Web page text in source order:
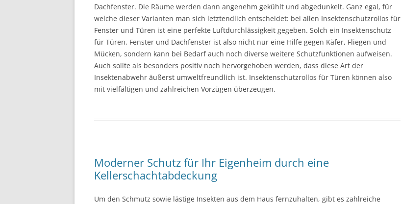
Dachfenster. Die Räume werden dann angenehm gekühlt und abgedunkelt. Ganz egal, für
welche dieser Varianten man sich letztendlich entscheidet: bei allen Insektenschutzrollos für
Fenster und Türen ist eine perfekte Luftdurchlässigkeit gegeben. Solch ein Insektenschutz
für Türen, Fenster und Dachfenster ist also nicht nur eine Hilfe gegen Käfer, Fliegen und
Mücken, sondern kann bei Bedarf auch noch diverse weitere Schutzfunktionen aufweisen.
Auch sollte als besonders positiv noch hervorgehoben werden, dass diese Art der
Insektenabwehr äußerst umweltfreundlich ist. Insektenschutzrollos für Türen können also
mit vielfältigen und zahlreichen Vorzügen überzeugen.
Moderner Schutz für Ihr Eigenheim durch eine
Kellerschachtabdeckung
Um den Schmutz sowie lästige Insekten aus dem Haus fernzuhalten, gibt es zahlreiche